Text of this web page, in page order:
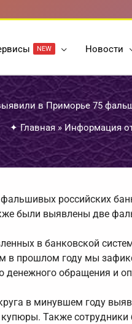
NEW Новости
в Приморье 75
✦ Главная» Информация
российских
были выявлены две
в банковской
в прошлом году мы
денежного обращения и
в минувшем году
Также